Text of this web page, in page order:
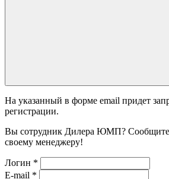
На указанный в форме email придет
регистрации.
Вы сотрудник Дилера ЮМП? Сообщите
своему менеджеру!
Логин *
E-mail *